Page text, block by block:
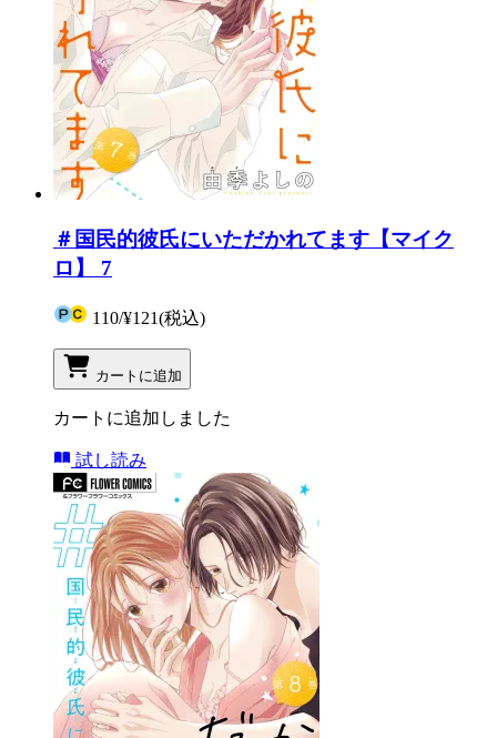
＃国民的彼氏にいただかれてます【マイク
ロ】 7
110/¥121(税込)
カートに追加
カートに追加しました
試し読み